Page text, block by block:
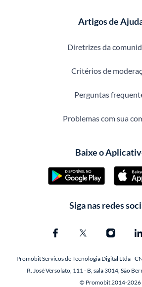
Artigos de
Diretrizes da
Critérios de
Perguntas
Problemas com sua
Baixe o
Siga nas redes
Promobit Servicos de Tecnologia Digital Ltda -
R. José Versolato, 111 - B, sala 3014, São
© Promobit 2014-2026